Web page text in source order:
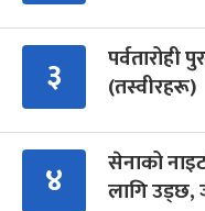
३
पर्वतारोही
(तस्वीरहरू)
४
सेनाको
लागि उड्छ,